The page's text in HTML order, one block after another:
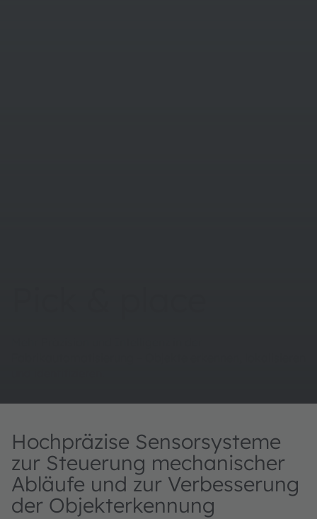
Hochpräzise Sensorsysteme
zur Steuerung mechanischer
Abläufe und zur Verbesserung
der Objekterkennung